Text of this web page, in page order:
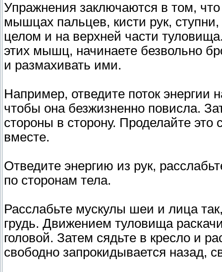
Упражнения заключаются в том,
мышцах пальцев, кисти рук,
целом и на верхней части
этих мышц, начинаете безвольно
и размахивать ими.
Например, отведите поток энергии
чтобы она безжизненно повисла.
стороны в сторону. Проделайте
вместе.
Отведите энергию из рук,
по сторонам тела.
Расслабьте мускулы шеи и лица
грудь. Движением туловища
головой. Затем сядьте в кресло и
свободно запрокидывается назад,